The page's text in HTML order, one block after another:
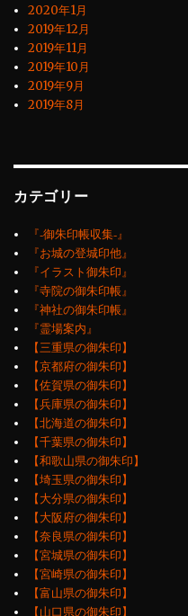
2020年1月
2019年12月
2019年11月
2019年10月
2019年9月
2019年8月
カテゴリー
『‐御朱印帳収集‐』
『お城の登城印他』
『イラスト御朱印』
『寺院の御朱印帳』
『神社の御朱印帳』
『霊場案内』
【三重県の御朱印】
【京都府の御朱印】
【佐賀県の御朱印】
【兵庫県の御朱印】
【北海道の御朱印】
【千葉県の御朱印】
【和歌山県の御朱印】
【埼玉県の御朱印】
【大分県の御朱印】
【大阪府の御朱印】
【奈良県の御朱印】
【宮城県の御朱印】
【宮崎県の御朱印】
【富山県の御朱印】
【山口県の御朱印】